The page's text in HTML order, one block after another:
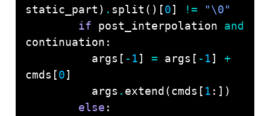
static_part) . split()[0] != "\0"
if post_interpolation and
          args[
- 1] = args[ - 1] +
cmds[0
          args
. extend(cmds[ 1
else